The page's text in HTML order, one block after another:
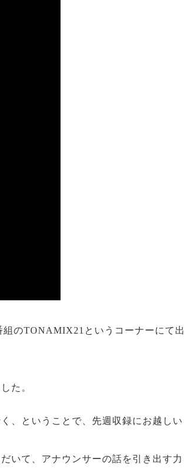
組のTONAMIX21というコーナーにて出
た。
、ということで、先週収録にお越しい
いて、アナウンサーの話を引き出す力